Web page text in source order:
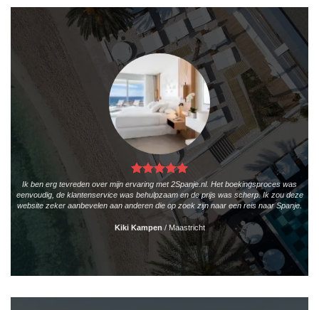
Ik ben erg tevreden over mijn ervaring met 2Spanje.nl. Het boekingsproces was
eenvoudig, de klantenservice was behulpzaam en de prijs was scherp. Ik zou deze
website zeker aanbevelen aan anderen die op zoek zijn naar een reis naar Spanje.
Kiki Kampen /Maastricht